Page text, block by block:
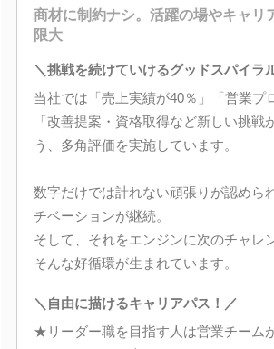
商材に制約ナシ。活躍の場やキャリ
限大
＼挑戦を続けていけるグッドスパイラ
当社では「売上実績が40％」「営業プ
「改善提案・資格取得など新しい挑戦
う、多角評価を実施しています。
数字だけでは計れない頑張りが認めら
チベーションが継続。
そして、それをエンジンに次のチャレ
そんな好循環が生まれています。
＼自由に描けるキャリアパス！／
★リーダー職を目指す人は営業チーム